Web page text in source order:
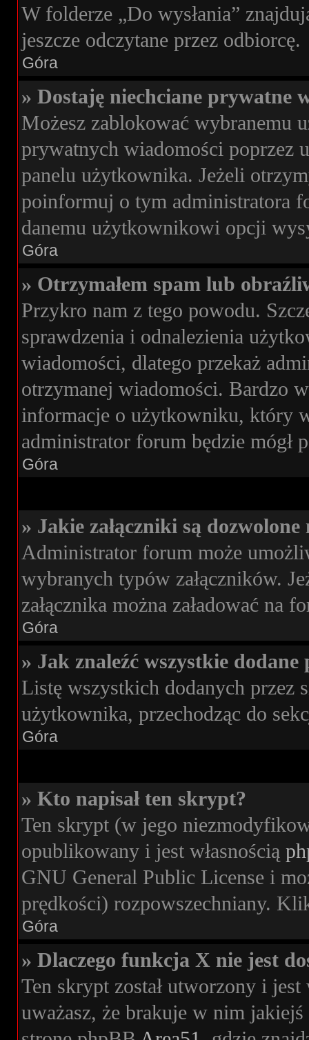
W folderze „Do wysłania”
jeszcze odczytane przez odbiorcę.
Góra
» Dostaję niechciane prywatne
Możesz zablokować wybranemu
prywatnych wiadomości poprzez
panelu użytkownika. Jeżeli
poinformuj o tym administratora
danemu użytkownikowi opcji
Góra
» Otrzymałem spam lub
Przykro nam z tego powodu.
sprawdzenia i odnalezienia
wiadomości, dlatego przekaż
otrzymanej wiadomości. Bardzo
informacje o użytkowniku, który
administrator forum będzie mógł
Góra
» Jakie załączniki są
Administrator forum może
wybranych typów załączników.
załącznika można załadować na
Góra
» Jak znaleźć wszystkie dodane
Listę wszystkich dodanych przez
użytkownika, przechodząc do
Góra
» Kto napisał ten skrypt?
Ten skrypt (w jego
opublikowany i jest własnością
GNU General Public License i
prędkości) rozpowszechniany.
Góra
» Dlaczego funkcja X nie jest
Ten skrypt został utworzony i
uważasz, że brakuje w nim